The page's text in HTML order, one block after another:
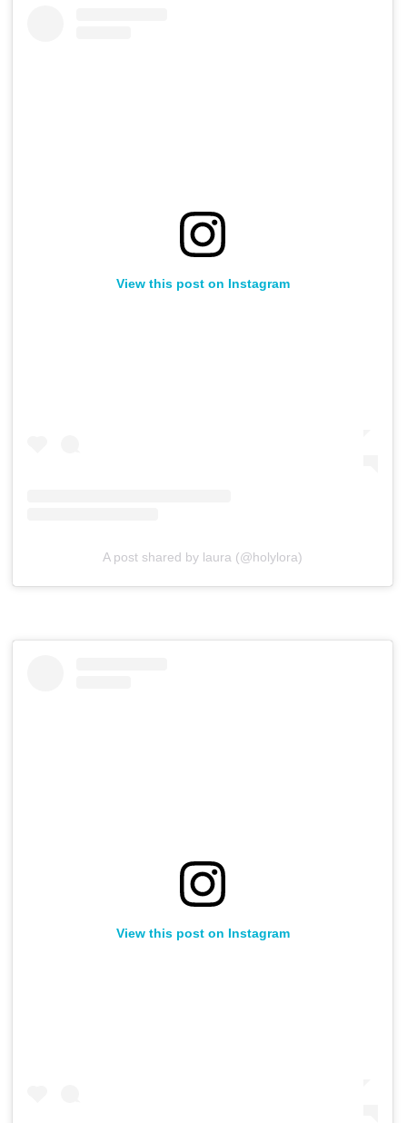
View this post on Instagram
A post shared by laura (@holylora)
View this post on Instagram